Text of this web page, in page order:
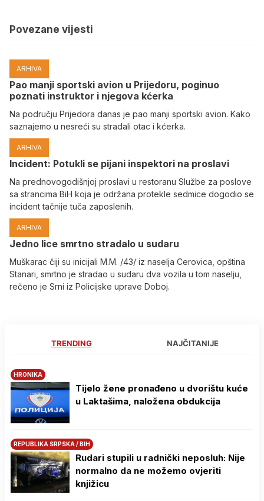
Povezane vijesti
ARHIVA
Pao manji sportski avion u Prijedoru, poginuo
poznati instruktor i njegova kćerka
Na području Prijedora danas je pao manji sportski avion. Kako
saznajemo u nesreći su stradali otac i kćerka.
ARHIVA
Incident: Potukli se pijani inspektori na proslavi
Na prednovogodišnjoj proslavi u restoranu Službe za poslove
sa strancima BiH koja je održana protekle sedmice dogodio se
incident tačnije tuča zaposlenih.
ARHIVA
Јedno lice smrtno stradalo u sudaru
Muškarac čiji su inicijali M.M. /43/ iz naselja Cerovica, opština
Stanari, smrtno je stradao u sudaru dva vozila u tom naselju,
rečeno je Srni iz Policijske uprave Doboj.
TRENDING NAJČITANIJE
HRONIKA
Tijelo žene pronađeno u dvorištu kuće
u Laktašima, naložena obdukcija
REPUBLIKA SRPSKA / BIH
Rudari stupili u radnički neposluh: Nije
normalno da ne možemo ovjeriti
knjižicu